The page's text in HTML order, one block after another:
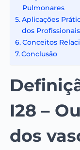
Pulmonares
Aplicações
dos
Conceitos
Conclusão
I28 –
dos